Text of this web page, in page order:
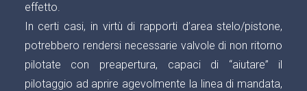
effetto.
In certi casi, in virtù di rapporti d’area stelo/pistone,
potrebbero rendersi necessarie valvole di non ritorno
pilotate con preapertura, capaci di “aiutare” il
pilotaggio ad aprire agevolmente la linea di mandata,